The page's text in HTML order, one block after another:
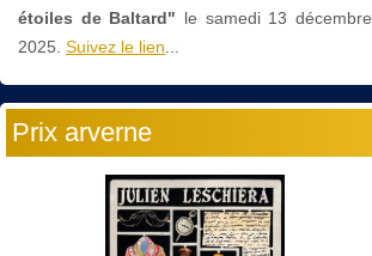
étoiles de Baltard" le samedi 13 décembre
2025. Suivez le lien
Prix arverne